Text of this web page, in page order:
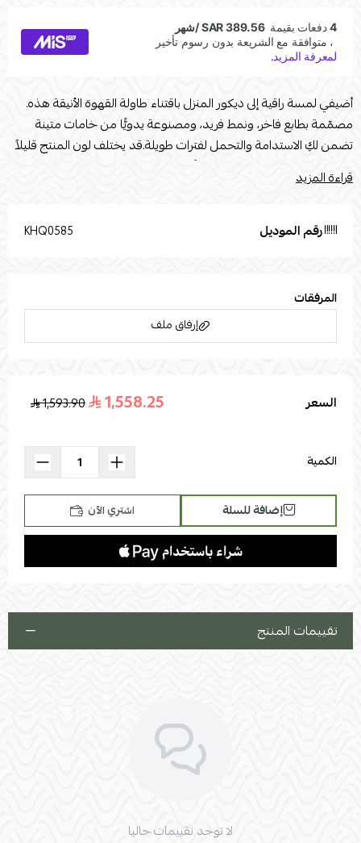
أضيفي لمسة راقية إلى ديكور المنزل باقتناء طاولة القهوة الأنيقة هذه.
مصمّمة بطابع فاخر، ونمط فريد، ومصنوعة يدويًّا من خامات متينة
تضمن لكِ الاستدامة والتحمل لفترات طويلة.قد يختلف لون المنتج قليلاً
بسبب إضاءة الصور الفوتوغرافية أو إعدادات الشاشة الخاصة بك.
تُستخدم صور المنتج المرفقة لأغراض التوضيح والتمثيل
قراءة المزيد
رقم الموديل KHQ0585
المرفقات
إرفاق ملف
اسحب و افلت الملف هنا
السعر 1,558.25
1,593.90
الكمية
إضافة للسلة اشتري الآن
تقييمات المنتج
لا توجد تقييمات حاليا